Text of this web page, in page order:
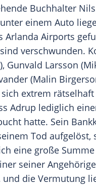
Buchhalter
einem Auto
Arlanda Airports
verschwunden.
Gunvald Larsson
(Malin
extrem
Adrup lediglich
hatte. Sein
Tod aufgelöst,
eine große
seiner
und die Vermutung